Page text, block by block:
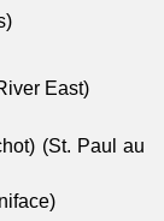
East)
(St. Paul au